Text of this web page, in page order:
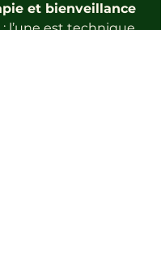
et bienveillance
: l’une est technique,